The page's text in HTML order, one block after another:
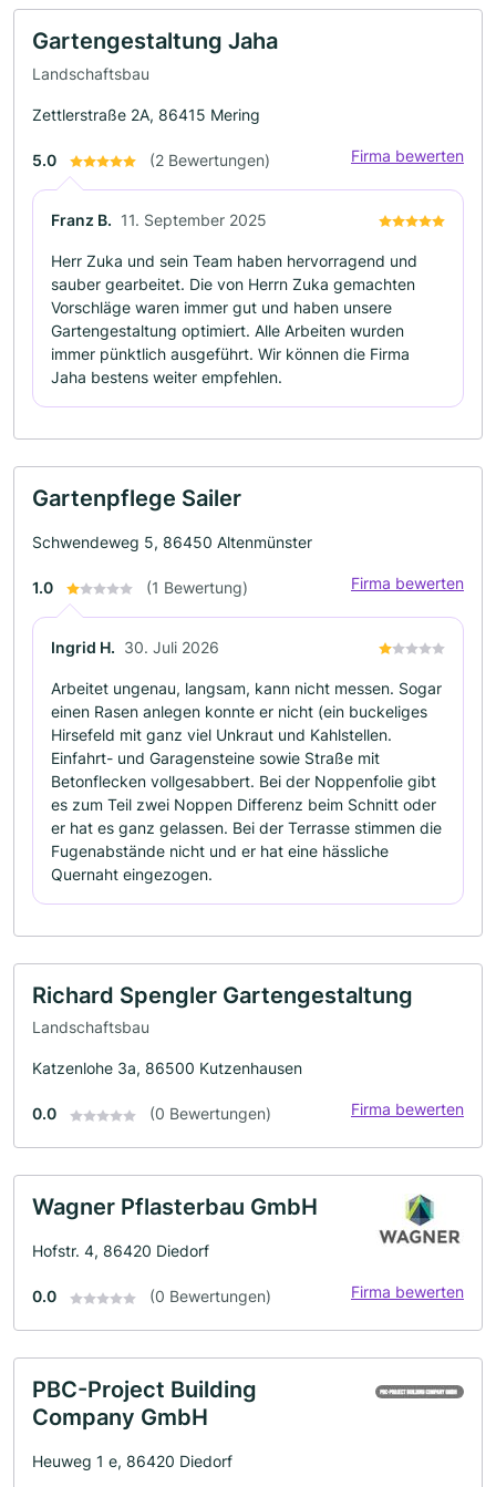
Gartengestaltung Jaha
Landschaftsbau
Zettlerstraße 2A, 86415 Mering
5.0 (2 Bewertungen) Firma bewerten
Franz B. 11. September 2025
Herr Zuka und sein Team haben hervorragend und
sauber gearbeitet. Die von Herrn Zuka gemachten
Vorschläge waren immer gut und haben unsere
Gartengestaltung optimiert. Alle Arbeiten wurden
immer pünktlich ausgeführt. Wir können die Firma
Jaha bestens weiter empfehlen.
Gartenpflege Sailer
Schwendeweg 5, 86450 Altenmünster
1.0 (1 Bewertung) Firma bewerten
Ingrid H. 30. Juli 2026
Arbeitet ungenau, langsam, kann nicht messen. Sogar
einen Rasen anlegen konnte er nicht (ein buckeliges
Hirsefeld mit ganz viel Unkraut und Kahlstellen.
Einfahrt- und Garagensteine sowie Straße mit
Betonflecken vollgesabbert. Bei der Noppenfolie gibt
es zum Teil zwei Noppen Differenz beim Schnitt oder
er hat es ganz gelassen. Bei der Terrasse stimmen die
Fugenabstände nicht und er hat eine hässliche
Quernaht eingezogen.
Richard Spengler Gartengestaltung
Landschaftsbau
Katzenlohe 3a, 86500 Kutzenhausen
0.0 (0 Bewertungen) Firma bewerten
Wagner Pflasterbau GmbH
Hofstr. 4, 86420 Diedorf
0.0 (0 Bewertungen) Firma bewerten
PBC-Project Building
Company GmbH
Heuweg 1 e, 86420 Diedorf